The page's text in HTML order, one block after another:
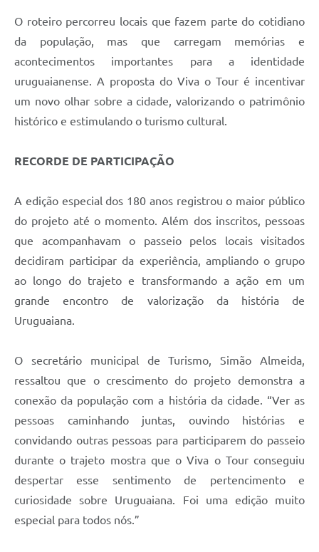
O roteiro percorreu locais que fazem parte do cotidiano
da população, mas que carregam memórias e
acontecimentos importantes para a identidade
uruguaianense. A proposta do Viva o Tour é incentivar
um novo olhar sobre a cidade, valorizando o patrimônio
histórico e estimulando o turismo cultural.
RECORDE DE PARTICIPAÇÃO
A edição especial dos 180 anos registrou o maior público
do projeto até o momento. Além dos inscritos, pessoas
que acompanhavam o passeio pelos locais visitados
decidiram participar da experiência, ampliando o grupo
ao longo do trajeto e transformando a ação em um
grande encontro de valorização da história de
Uruguaiana.
O secretário municipal de Turismo, Simão Almeida,
ressaltou que o crescimento do projeto demonstra a
conexão da população com a história da cidade. “Ver as
pessoas caminhando juntas, ouvindo histórias e
convidando outras pessoas para participarem do passeio
durante o trajeto mostra que o Viva o Tour conseguiu
despertar esse sentimento de pertencimento e
curiosidade sobre Uruguaiana. Foi uma edição muito
especial para todos nós.”